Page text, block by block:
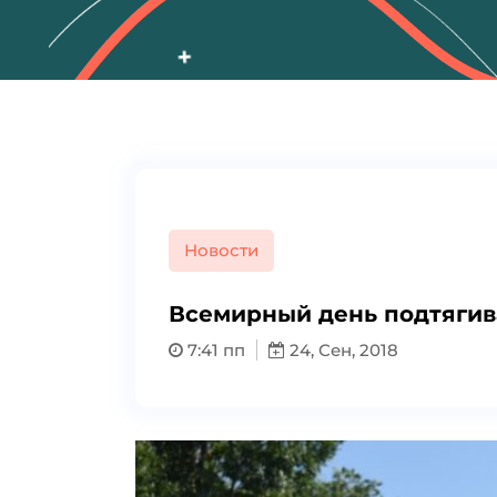
Новости
Всемирный день
7:41 пп 24, Сен, 2018